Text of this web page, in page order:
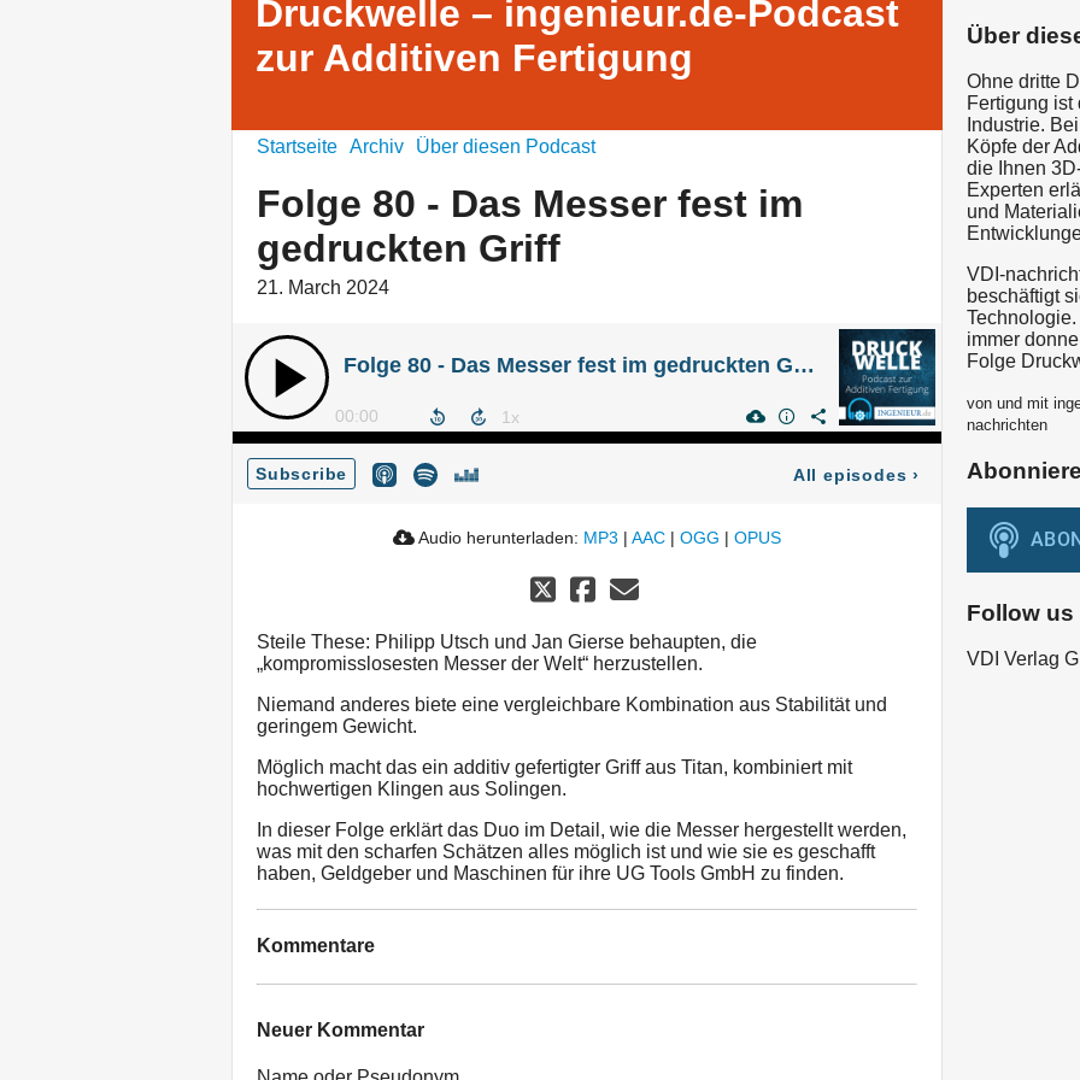
Druckwelle – ingenieur.de-Podcast
zur Additiven Fertigung
Startseite Archiv Über diesen Podcast
Folge 80 - Das Messer fest im
gedruckten Griff
21. March 2024
Folge 80 - Das Messer fest im gedruckten Griff
00:00
Subscribe All episodes ›
Audio herunterladen: MP3 | AAC | OGG | OPUS
Steile These: Philipp Utsch und Jan Gierse behaupten, die
„kompromisslosesten Messer der Welt“ herzustellen.
Niemand anderes biete eine vergleichbare Kombination aus Stabilität und
geringem Gewicht.
Möglich macht das ein additiv gefertigter Griff aus Titan, kombiniert mit
hochwertigen Klingen aus Solingen.
In dieser Folge erklärt das Duo im Detail, wie die Messer hergestellt werden,
was mit den scharfen Schätzen alles möglich ist und wie sie es geschafft
haben, Geldgeber und Maschinen für ihre UG Tools GmbH zu finden.
Kommentare
Neuer Kommentar
Über
Ohne dritte
Fertigung ist
Industrie.
Köpfe der
die Ihnen
Experten
und
VDI-
beschäftigt
immer
Folge
von und mit
nachrichten
Follow us
VDI Verlag